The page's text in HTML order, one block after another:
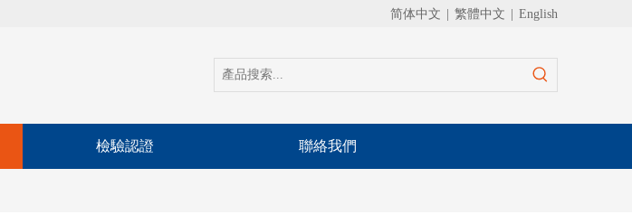
简体中文 繁體中文 English
檢驗認證 聯絡我們